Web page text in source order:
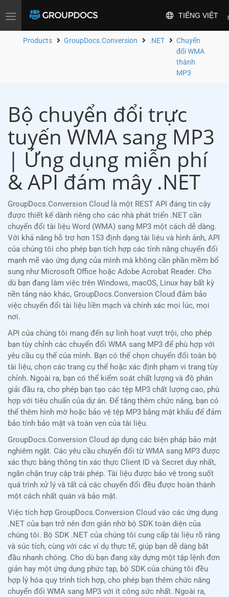
Toggle
TIẾNG VIỆT
Products GroupDocs.Conversion .NET
Chuyển
đổi WMA
thành
MP3
Bộ chuyển đổi trực
tuyến WMA sang MP3
| Ứng dụng miễn phí
& API đám mây .NET
GroupDocs.Conversion Cloud là một REST API đáng tin cậy
được thiết kế dành riêng cho các nhà phát triển .NET cần
chuyển đổi tài liệu Word (WMA) sang MP3 một cách dễ dàng.
Với khả năng hỗ trợ hơn 153 định dạng tài liệu và hình ảnh, API
của chúng tôi cho phép bạn tích hợp các tính năng chuyển đổi
mạnh mẽ vào ứng dụng của mình mà không cần phần mềm bổ
sung như Microsoft Office hoặc Adobe Acrobat Reader. Cho
dù bạn đang làm việc trên Windows, macOS, Linux hay bất kỳ
nền tảng nào khác, GroupDocs.Conversion Cloud đảm bảo
việc chuyển đổi tài liệu liền mạch và chính xác mọi lúc, mọi
nơi.
API của chúng tôi mang đến sự linh hoạt vượt trội, cho phép
bạn tùy chỉnh các chuyển đổi WMA sang MP3 để phù hợp với
yêu cầu cụ thể của mình. Bạn có thể chọn chuyển đổi toàn bộ
tài liệu, chọn các trang cụ thể hoặc xác định phạm vi trang tùy
chỉnh. Ngoài ra, bạn có thể kiểm soát chất lượng và độ phân
giải đầu ra, cho phép bạn tạo các tệp MP3 chất lượng cao, phù
hợp với tiêu chuẩn của dự án. Để tăng thêm chức năng, bạn có
thể thêm hình mờ hoặc bảo vệ tệp MP3 bằng mật khẩu để đảm
bảo tính bảo mật và toàn vẹn của tài liệu.
GroupDocs.Conversion Cloud áp dụng các biện pháp bảo mật
nghiêm ngặt. Các yêu cầu chuyển đổi từ WMA sang MP3 được
xác thực bằng thông tin xác thực Client ID và Secret duy nhất,
ngăn chặn truy cập trái phép. Tài liệu được bảo vệ trong suốt
quá trình xử lý và tất cả các chuyển đổi đều được hoàn thành
một cách nhất quán và bảo mật.
Việc tích hợp GroupDocs.Conversion Cloud vào các ứng dụng
.NET của bạn trở nên đơn giản nhờ bộ SDK toàn diện của
chúng tôi. Bộ SDK .NET của chúng tôi cung cấp tài liệu rõ ràng
và súc tích, cùng với các ví dụ thực tế, giúp bạn dễ dàng bắt
đầu nhanh chóng. Cho dù bạn đang xây dựng một tập lệnh đơn
giản hay một ứng dụng phức tạp, bộ SDK của chúng tôi đều
hợp lý hóa quy trình tích hợp, cho phép bạn thêm chức năng
chuyển đổi WMA sang MP3 với ít công sức nhất. Ngoài ra,